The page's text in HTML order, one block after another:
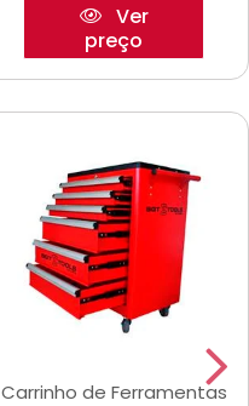
Ver
preço
Carrinho de Ferramentas